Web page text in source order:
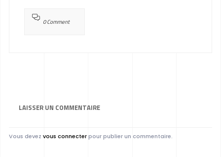
0 Comment
LAISSER UN COMMENTAIRE
Vous devez vous connecterpour publier un commentaire.